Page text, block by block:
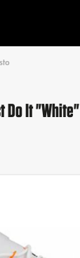
Do It "White"